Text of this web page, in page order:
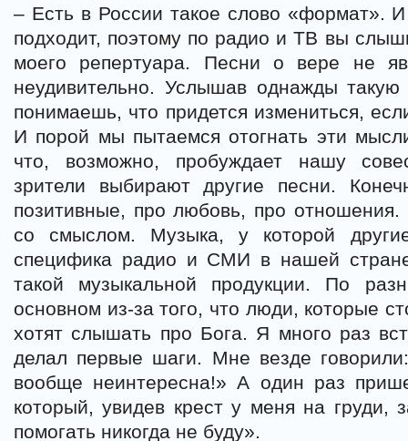
– Есть в России такое слово «формат».
подходит, поэтому по радио и ТВ вы
моего репертуара. Песни о вере не
неудивительно. Услышав однажды
понимаешь, что придется измениться,
И порой мы пытаемся отогнать эти
что, возможно, пробуждает нашу
зрители выбирают другие песни.
позитивные, про любовь, про
со смыслом. Музыка, у которой
специфика радио и СМИ в нашей
такой музыкальной продукции. По
основном из-за того, что люди, которые
хотят слышать про Бога. Я много раз
делал первые шаги. Мне везде
вообще неинтересна!» А один раз
который, увидев крест у меня на груди,
помогать никогда не буду».